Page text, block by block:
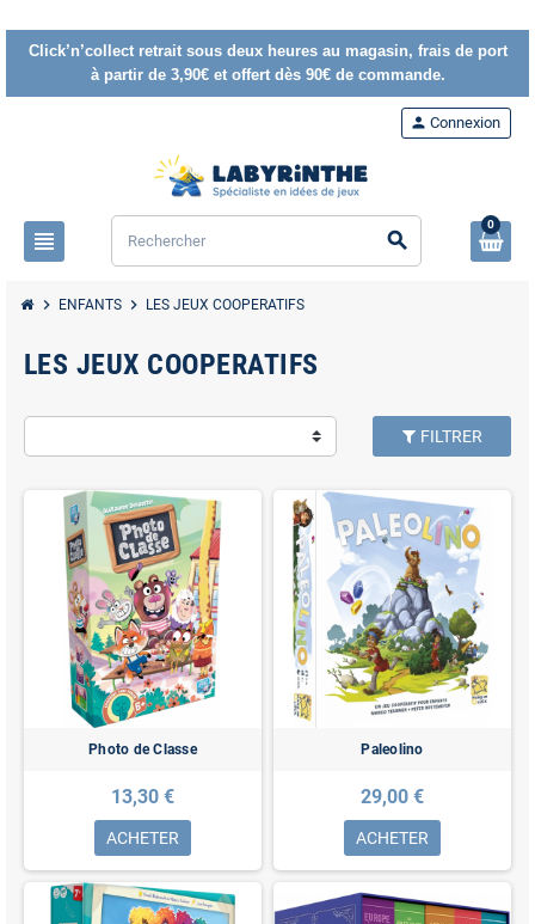
Click’n’collect retrait sous deux heures au magasin, frais de port
à partir de 3,90€ et offert dès 90€ de commande.
view_headline search
person Connexion
0
chevron_right ENFANTS chevron_right LES JEUX COOPERATIFS
LES JEUX COOPERATIFS
FILTRER
Photo de Classe
13,30 €
ACHETER
Paleolino
29,00 €
ACHETER